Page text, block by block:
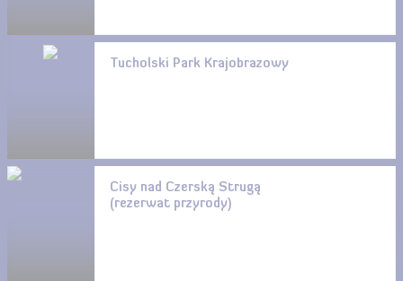
Tucholski Park Krajobrazowy
Cisy nad Czerską Strugą
(rezerwat przyrody)